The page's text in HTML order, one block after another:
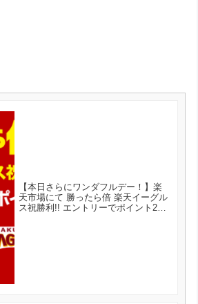
【本日さらにワンダフルデー！】楽
天市場にて 勝ったら倍 楽天イーグル
ス祝勝利!! エントリーでポイント2倍